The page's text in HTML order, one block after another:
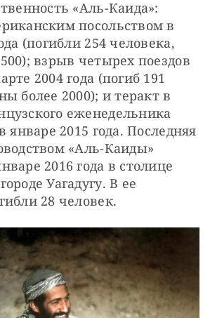
«Аль-Каида»:
посольством в
(погибли 254 человека,
взрыв четырех поездов
2004 года (погиб 191
более 2000); и теракт в
еженедельника
январе 2015 года. Последняя
«Аль-Каиды»
2016 года в столице
Уагадугу. В ее
28 человек.